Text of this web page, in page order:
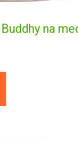
na